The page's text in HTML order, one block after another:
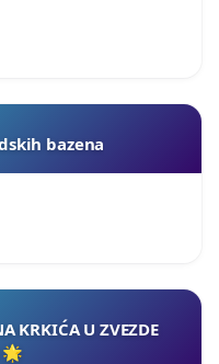
bazena
KRKIĆA U ZVEZDE
🌟